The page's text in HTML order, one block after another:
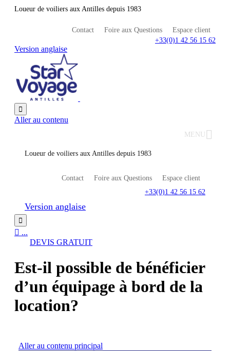
Loueur de voiliers aux Antilles depuis 1983
Contact Foire aux Questions
Espace client
+33(0)1 42 56 15 62
Version anglaise

Aller au contenu
MENU
Loueur de voiliers aux Antilles depuis 1983
Contact Foire aux Questions
Espace client
+33(0)1 42 56 15 62
Version anglaise

 ...
DEVIS GRATUIT
Est-il possible de bénéficier
d’un équipage à bord de la
location?
Aller au contenu principal